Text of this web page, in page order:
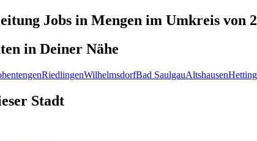
Jobs in Mengen im Umkreis von
in Deiner Nähe
RiedlingenWilhelmsdorfBad SaulgauAltshausen
Stadt